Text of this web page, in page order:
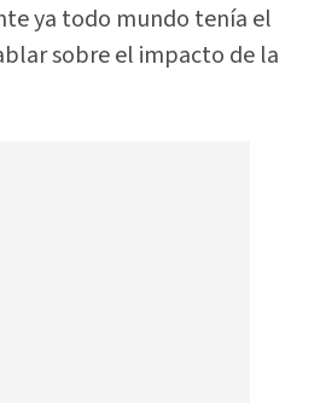
ya todo mundo tenía el
sobre el impacto de la